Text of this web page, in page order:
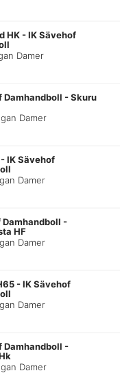
HK -IK Sävehof
Damer
Damhandboll -Skuru
Damer
-IK Sävehof
Damer
Damhandboll -
HF
Damer
-IK Sävehof
Damer
Damhandboll -
Damer